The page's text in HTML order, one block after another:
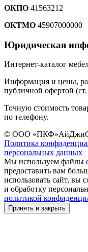
ОКПО 41563212
ОКТМО 45907000000
Юридическая
Интернет-каталог
Информация и цены,
публичной офертой
Точную стоимость
по телефону.
© ООО
Политика
персональных данных
Мы используем файлы
предоставить вам
использовать сайт, вы
и обработку
политикой
Принять и закрыть